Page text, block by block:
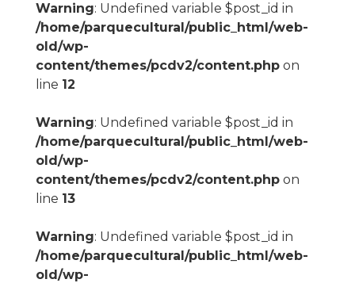
Warning: Undefined variable $post_id in
/home/parquecultural/public_html/web-
old/wp-
content/themes/pcdv2/content.phpon
line 12
Warning: Undefined variable $post_id in
/home/parquecultural/public_html/web-
old/wp-
content/themes/pcdv2/content.phpon
line 13
Warning: Undefined variable $post_id in
/home/parquecultural/public_html/web-
old/wp-